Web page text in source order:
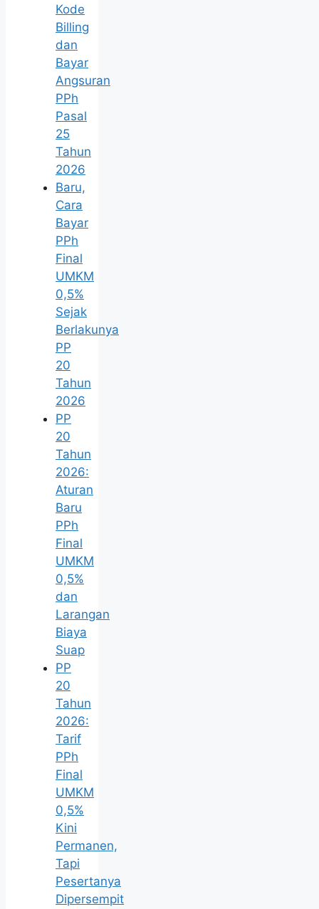
Kode
Billing
dan
Bayar
Angsuran
PPh
Pasal
25
Tahun
2026
Baru,
Cara
Bayar
PPh
Final
UMKM
0,5%
Sejak
Berlakunya
PP
20
Tahun
2026
PP
20
Tahun
2026:
Aturan
Baru
PPh
Final
UMKM
0,5%
dan
Larangan
Biaya
Suap
PP
20
Tahun
2026:
Tarif
PPh
Final
UMKM
0,5%
Kini
Permanen,
Tapi
Pesertanya
Dipersempit